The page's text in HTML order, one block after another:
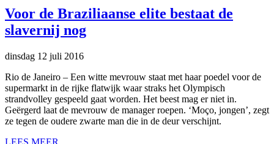
Voor de Braziliaanse elite bestaat de
slavernij nog
dinsdag 12 juli 2016
Rio de Janeiro – Een witte mevrouw staat met haar poedel voor de
supermarkt in de rijke flatwijk waar straks het Olympisch
strandvolley gespeeld gaat worden. Het beest mag er niet in.
Geërgerd laat de mevrouw de manager roepen. ‘Moço, jongen’, zegt
ze tegen de oudere zwarte man die in de deur verschijnt.
LEES MEER